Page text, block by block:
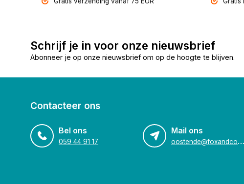
Schrijf je in voor onze nieuwsbrief
Abonneer je op onze nieuwsbrief om op de hoogte te blijven.
Contacteer ons
Bel ons
059 44 91 17
Mail ons
o
ostende@foxandco.be